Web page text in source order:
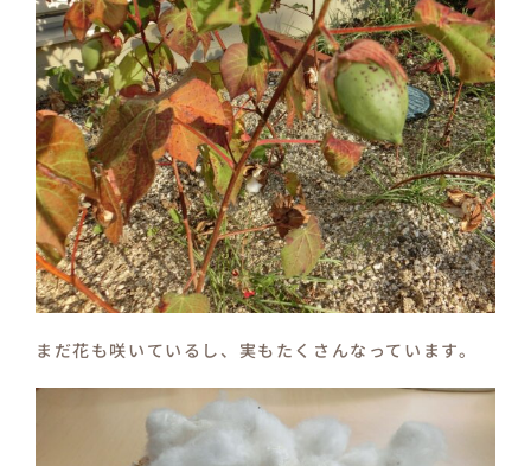
まだ花も咲いているし、実もたくさんなっています。